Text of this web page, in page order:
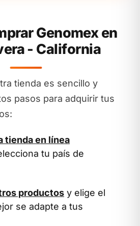
Genomex en
- California
tienda es sencillo y
pasos para adquirir tus
tienda en línea
tu país de
productos y elige el
se adapte a tus